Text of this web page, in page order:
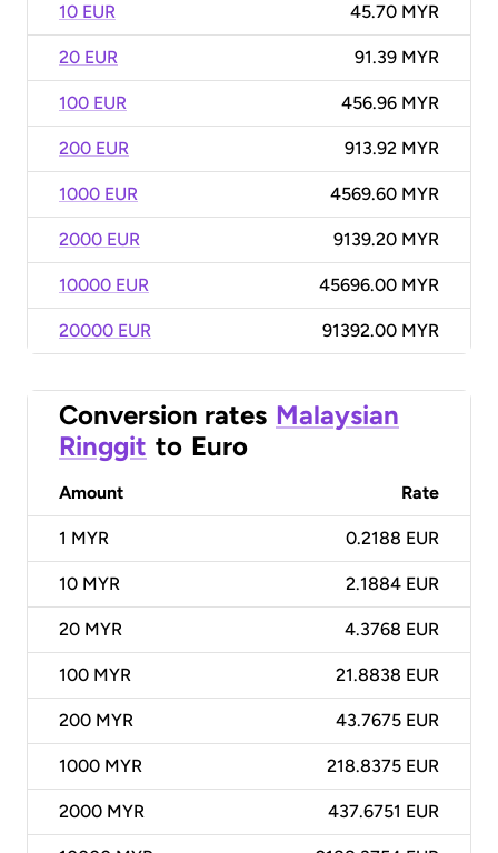
10 EUR 45.70 MYR
20 EUR 91.39 MYR
100 EUR 456.96 MYR
200 EUR 913.92 MYR
1000 EUR 4569.60 MYR
2000 EUR 9139.20 MYR
10000 EUR 45696.00 MYR
20000 EUR 91392.00 MYR
Conversion rates Malaysian
Ringgit to Euro
Amount Rate
1 MYR 0.2188 EUR
10 MYR 2.1884 EUR
20 MYR 4.3768 EUR
100 MYR 21.8838 EUR
200 MYR 43.7675 EUR
1000 MYR 218.8375 EUR
2000 MYR 437.6751 EUR